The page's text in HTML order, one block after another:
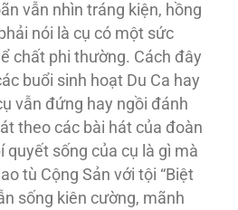
vẫn nhìn tráng kiện, hồng
nói là cụ có một sức
chất phi thường. Cách đây
buổi sinh hoạt Du Ca hay
vẫn đứng hay ngồi đánh
theo các bài hát của đoàn
quyết sống của cụ là gì mà
tù Cộng Sản với tội “Biệt
sống kiên cường, mãnh